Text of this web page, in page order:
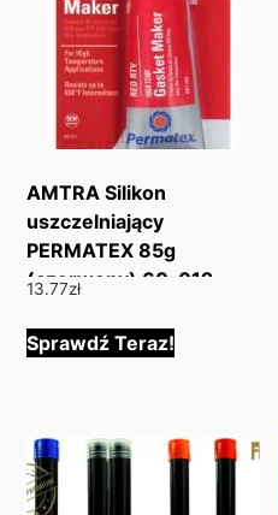
AMTRA Silikon
uszczelniający
PERMATEX 85g
(czerwony) 60-012
13.77zł
Sprawdź Teraz!